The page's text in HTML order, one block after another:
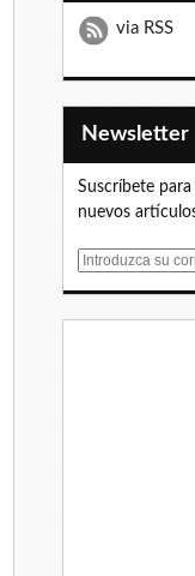
via RSS
Newsletter
Suscríbete
nuevos
E